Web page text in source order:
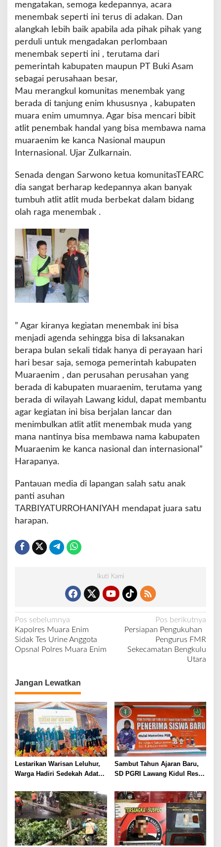
R
I
e
7
5
D
n
g
a
n
o
m
b
M
n
e
m
k
mengatakan, semoga kedepannya, acara
menembak seperti ini terus di adakan. Dan
alangkah lebih baik apabila ada pihak pihak yang
perduli untuk mengadakan perlombaan
menembak seperti ini , terutama dari
pemerintah kabupaten maupun PT Buki Asam
sebagai perusahaan besar,
Mau merangkul komunitas menembak yang
berada di tanjung enim khususnya , kabupaten
muara enim umumnya. Agar bisa mencari bibit
atlit penembak handal yang bisa membawa nama
muaraenim ke kanca Nasional maupun
Internasional. Ujar Zulkarnain.
Senada dengan Sarwono ketua komunitasTEARC
dia sangat berharap kedepannya akan banyak
tumbuh atlit atlit muda berbekat dalam bidang
olah raga menembak .
” Agar kiranya kegiatan menembak ini bisa
menjadi agenda sehingga bisa di laksanakan
berapa bulan sekali tidak hanya di perayaan hari
hari besar saja, semoga pemerintah kabupaten
Muaraenim , dan perusahan perusahan yang
berada di kabupaten muaraenim, terutama yang
berada di wilayah Lawang kidul, dapat membantu
agar kegiatan ini bisa berjalan lancar dan
menimbulkan atlit atlit menembak muda yang
mana nantinya bisa membawa nama kabupaten
Muaraenim ke kanca nasional dan internasional”
Harapanya.
Pantauan media di lapangan salah satu anak
panti asuhan
TARBIYATURROHANIYAH mendapat juara satu
harapan.
Ikuti Kami
N
a
v
g
a
s
i
p
o
s
Pos sebelumnya
Kapolres Muara Enim
Sidak Tes Urine Anggota
Opsnal Polres Muara Enim
Pos berikutnya
Persiapan Pengukuhan
Pengurus FMR
Sekecamatan Bengkulu
Utara
Jangan Lewatkan
Lestarikan Warisan Leluhur,
Warga Hadiri Sedekah Adat
Sambut Tahun Ajaran Baru,
SD PGRI Lawang Kidul Resmi